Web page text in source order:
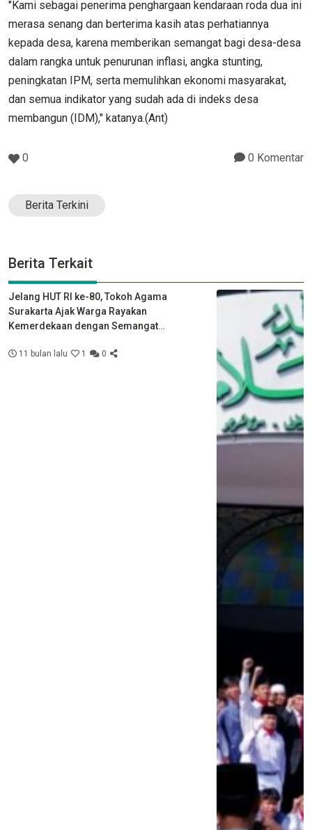
"Kami sebagai penerima penghargaan kendaraan roda dua ini
merasa senang dan berterima kasih atas perhatiannya
kepada desa, karena memberikan semangat bagi desa-desa
dalam rangka untuk penurunan inflasi, angka stunting,
peningkatan IPM, serta memulihkan ekonomi masyarakat,
dan semua indikator yang sudah ada di indeks desa
membangun (IDM)," katanya.(Ant)
0 0 Komentar
Berita Terkini
Berita Terkait
Jelang HUT RI ke-80, Tokoh Agama
Surakarta Ajak Warga Rayakan
Kemerdekaan dengan Semangat
11 bulan lalu 1 0